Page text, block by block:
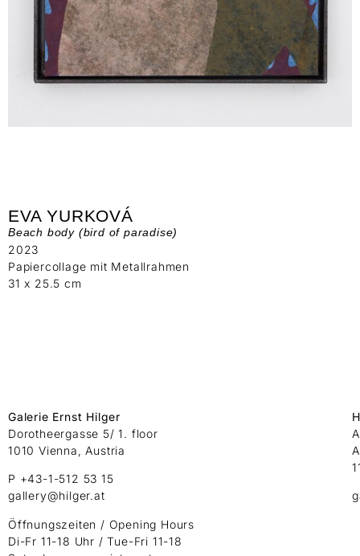
EVA YURKOVÁ
Beach body (bird of paradise)
2023
Papiercollage mit Metallrahmen
31 x 25.5 cm
Galerie Ernst Hilger
Dorotheergasse 5/ 1. floor
1010 Vienna, Austria
P +43-1-512 53 15
gallery@hilger.at
Öffnungszeiten / Opening Hours
Di-Fr 11-18 Uhr / Tue-Fri 11-18